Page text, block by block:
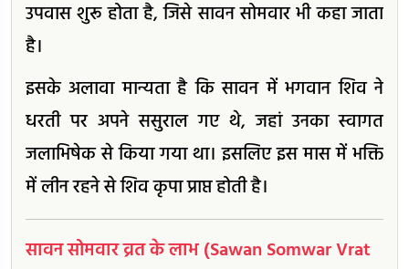
उपवास शुरू होता है, जिसे सावन सोमवार भी कहा जाता
है।
इसके अलावा मान्यता है कि सावन में भगवान शिव ने
धरती पर अपने ससुराल गए थे, जहां उनका स्वागत
जलाभिषेक से किया गया था। इसलिए इस मास में भक्ति
में लीन रहने से शिव कृपा प्राप्त होती है।
सावन सोमवार व्रत के लाभ (Sawan Somwar Vrat